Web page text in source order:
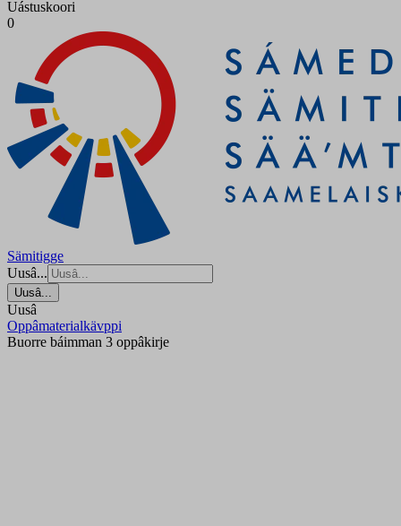
Uástuskoori
0
Sämitigge
Uusâ...
Uusâ...
Uusâ
Oppâmaterialkävppi
Buorre báimman 3 oppâkirje